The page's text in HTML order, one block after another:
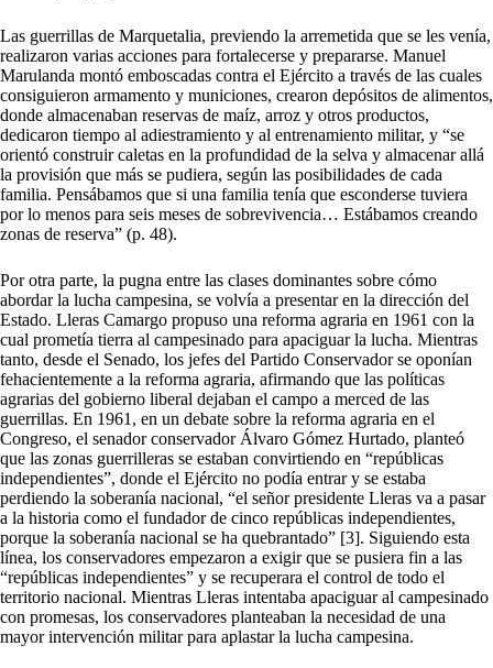
Las guerrillas de Marquetalia, previendo la arremetida que se les venía,
realizaron varias acciones para fortalecerse y prepararse. Manuel
Marulanda montó emboscadas contra el Ejército a través de las cuales
consiguieron armamento y municiones, crearon depósitos de alimentos,
donde almacenaban reservas de maíz, arroz y otros productos,
dedicaron tiempo al adiestramiento y al entrenamiento militar, y “se
orientó construir caletas en la profundidad de la selva y almacenar allá
la provisión que más se pudiera, según las posibilidades de cada
familia. Pensábamos que si una familia tenía que esconderse tuviera
por lo menos para seis meses de sobrevivencia… Estábamos creando
zonas de reserva” (p. 48).
Por otra parte, la pugna entre las clases dominantes sobre cómo
abordar la lucha campesina, se volvía a presentar en la dirección del
Estado. Lleras Camargo propuso una reforma agraria en 1961 con la
cual prometía tierra al campesinado para apaciguar la lucha. Mientras
tanto, desde el Senado, los jefes del Partido Conservador se oponían
fehacientemente a la reforma agraria, afirmando que las políticas
agrarias del gobierno liberal dejaban el campo a merced de las
guerrillas. En 1961, en un debate sobre la reforma agraria en el
Congreso, el senador conservador Álvaro Gómez Hurtado, planteó
que las zonas guerrilleras se estaban convirtiendo en “repúblicas
independientes”, donde el Ejército no podía entrar y se estaba
perdiendo la soberanía nacional, “el señor presidente Lleras va a pasar
a la historia como el fundador de cinco repúblicas independientes,
porque la soberanía nacional se ha quebrantado” [3]. Siguiendo esta
línea, los conservadores empezaron a exigir que se pusiera fin a las
“repúblicas independientes” y se recuperara el control de todo el
territorio nacional. Mientras Lleras intentaba apaciguar al campesinado
con promesas, los conservadores planteaban la necesidad de una
mayor intervención militar para aplastar la lucha campesina.